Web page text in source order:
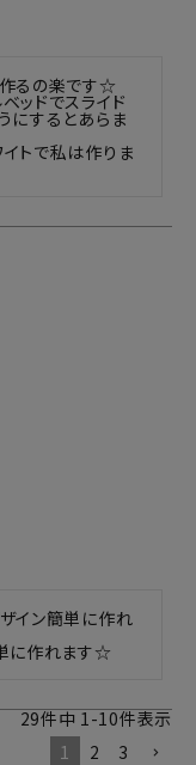
作るの楽です☆
ッドでスライド
にするとあらま
トで私は作りま
イン簡単に作れ
に作れます☆
29件中1-10件表示
1
2 3